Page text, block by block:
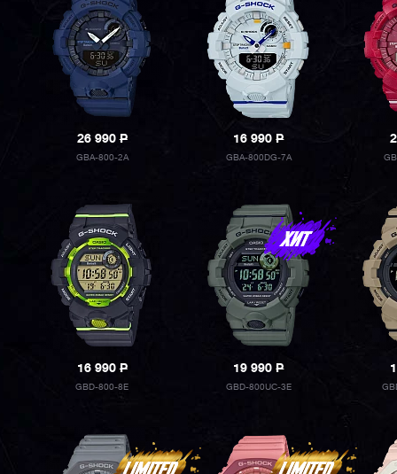
26 990P
GBA-800-2A
16 990P
GBA-800DG-7A
16 990P
GBD-800-8E
19 990P
GBD-800UC-3E